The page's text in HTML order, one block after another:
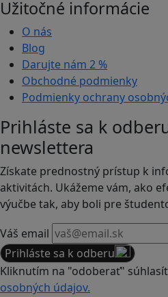
Užitočné informácie
O nás
Blog
Darujte nám 2 %
Obchodné podmienky
Podmienky ochrany
Prihláste sa k
newslettera
Získate prednostný prístup k
aktivitách. Ukážeme vám, ako
výučbe tak, aby boli pre
Váš email
Prihláste sa k odberu
Kliknutím na "odoberať"
osobných údajov.